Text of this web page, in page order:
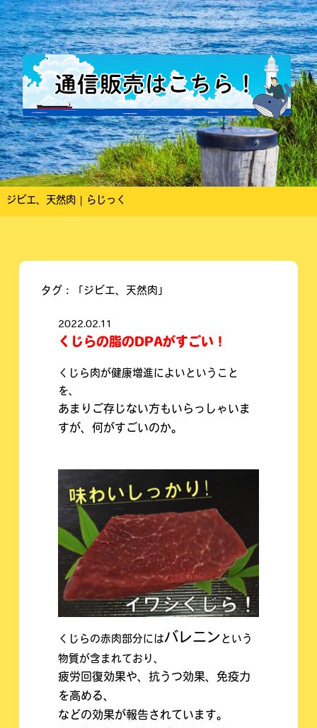
ジビエ、天然肉 | らじっく
タグ：「ジビエ、天然肉」
2022.02.11
くじらの脂のDPAがすごい！
くじら肉が健康増進によいということ
を、
あまりご存じない方もいらっしゃいま
すが、何がすごいのか。
くじらの赤肉部分にはバレニン という
物質が含まれており、
疲労回復効果や、抗うつ効果、免疫力
を高める、
などの効果が報告されています。